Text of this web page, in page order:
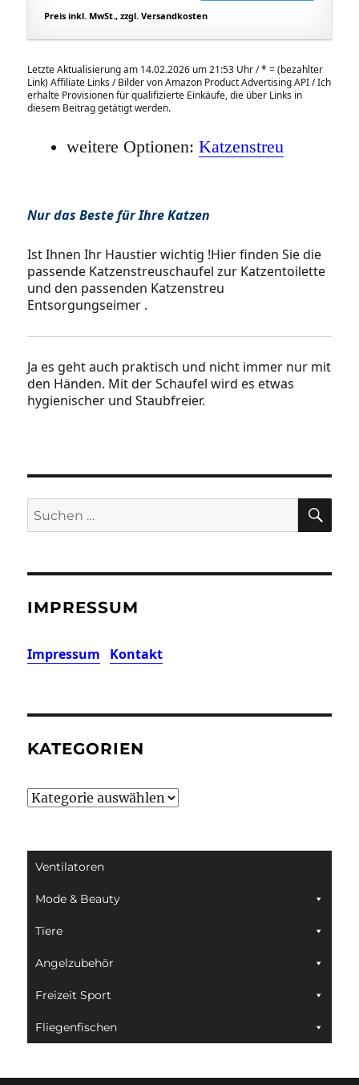
Preis inkl. MwSt., zzgl. Versandkosten
Letzte Aktualisierung am 14.02.2026 um 21:53 Uhr /* = (bezahlter
Link) Affiliate Links / Bilder von Amazon Product Advertising API / Ich
erhalte Provisionen für qualifizierte Einkäufe, die über Links in
diesem Beitrag getätigt werden.
weitere Optionen: Katzenstreu
Nur das Beste für Ihre Katzen
Ist Ihnen Ihr Haustier wichtig !Hier finden Sie die
passende Katzenstreuschaufel zur Katzentoilette
und den passenden Katzenstreu
Entsorgungseimer .
Ja es geht auch praktisch und nicht immer nur mit
den Händen. Mit der Schaufel wird es etwas
hygienischer und Staubfreier.
Suchen
nach:
IMPRESSUM
Impressum Kontakt
KATEGORIEN
Kategorien
Ventilatoren
Mode & Beauty
Tiere
Angelzubehör
Freizeit Sport
Fliegenfischen